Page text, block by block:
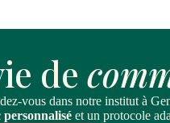
de
vous dans notre institut à
personnalisé et un protocole